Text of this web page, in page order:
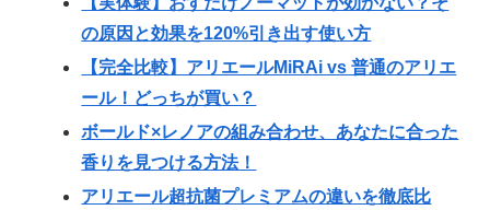
の原因と効果を120%引き出す使い方
【完全比較】アリエールMiRAi vs 普通のアリエ
ール！どっちが買い？
ボールド×レノアの組み合わせ、あなたに合った
香りを見つける方法！
アリエール超抗菌プレミアムの違いを徹底比